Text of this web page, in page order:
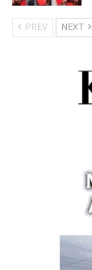
PREV NEXT